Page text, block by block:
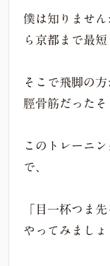
僕は知りませ
ら京都まで最
そこで飛脚の
脛骨筋だったそ
このトレーニ
で、
「目一杯つま
やってみましょ